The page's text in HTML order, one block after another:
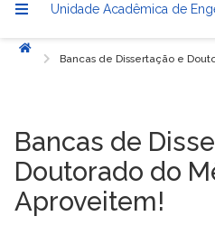
Unidade Acadêmica de
Início
Bancas de Dissertação e
Bancas de
Doutorado do
Aproveitem!